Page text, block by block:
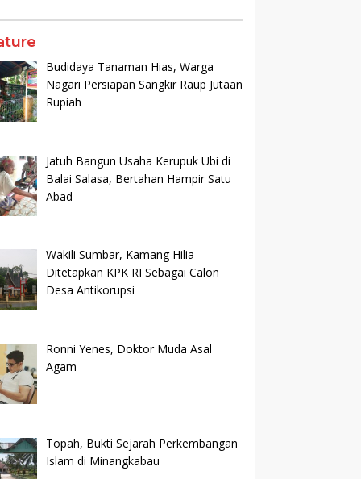
Budidaya Tanaman Hias, Warga
Nagari Persiapan Sangkir Raup Jutaan
Rupiah
Jatuh Bangun Usaha Kerupuk Ubi di
Balai Salasa, Bertahan Hampir Satu
Abad
Wakili Sumbar, Kamang Hilia
Ditetapkan KPK RI Sebagai Calon
Desa Antikorupsi
Ronni Yenes, Doktor Muda Asal
Agam
Topah, Bukti Sejarah Perkembangan
Islam di Minangkabau